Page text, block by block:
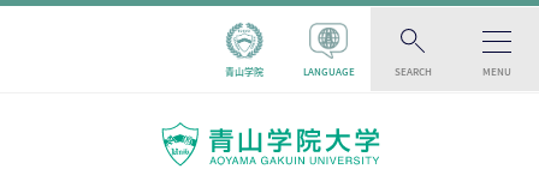
青山学院 LANGUAGE SEARCH MENU